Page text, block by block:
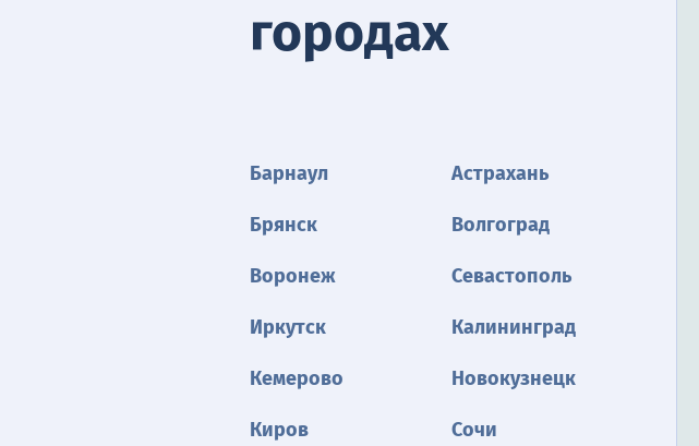
городах
Барнаул Астрахань
Брянск Волгоград
Воронеж Севастополь
Иркутск Калининград
Кемерово Новокузнецк
Киров Сочи